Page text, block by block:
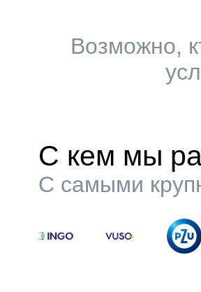
Возможно,
С кем мы
С самыми